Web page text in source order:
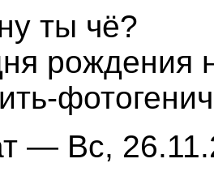
ты чё?
рождения
— Вс,